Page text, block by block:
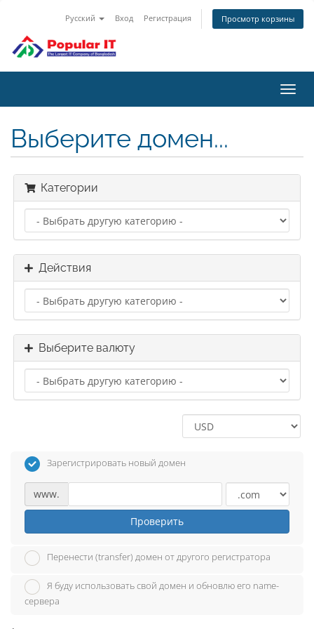
Русский Вход Регистрация Просмотр корзины
Выберите домен...
Категории
Действия
Выберите валюту
Зарегистрировать новый домен
www.
Проверить
Перенести (transfer) домен от другого регистратора
Я буду использовать свой домен и обновлю его name-
сервера